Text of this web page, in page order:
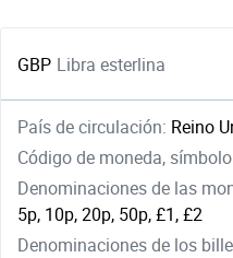
GBP Libra esterlina
País de circulación: Reino
Código de moneda,
Denominaciones de las
5p, 10p, 20p, 50p, £1, £2
Denominaciones de los